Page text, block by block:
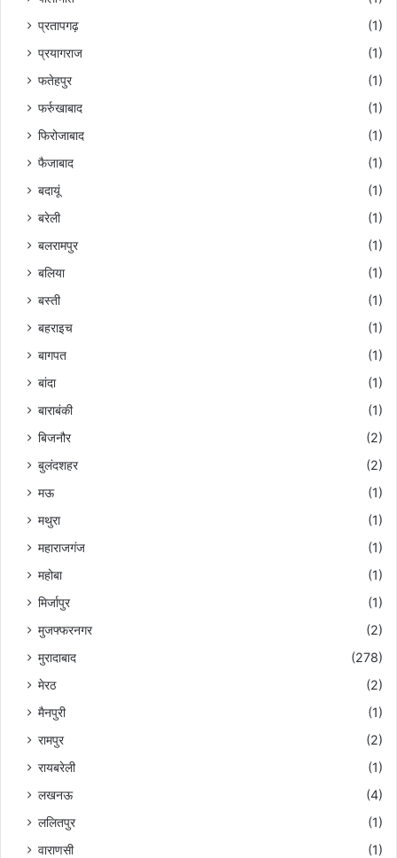
प्रतापगढ़
(1)
प्रयागराज
(1)
फतेहपुर
(1)
फर्रुखाबाद
(1)
फिरोजाबाद
(1)
फैजाबाद
(1)
बदायूं
(1)
बरेली
(1)
बलरामपुर
(1)
बलिया
(1)
बस्ती
(1)
बहराइच
(1)
बागपत
(1)
बांदा
(1)
बाराबंकी
(1)
बिजनौर
(2)
बुलंदशहर
(2)
मऊ
(1)
मथुरा
(1)
महाराजगंज
(1)
महोबा
(1)
मिर्जापुर
(1)
मुजफ्फरनगर
(2)
मुरादाबाद
(278)
मेरठ
(2)
मैनपुरी
(1)
रामपुर
(2)
रायबरेली
(1)
लखनऊ
(4)
ललितपुर
(1)
वाराणसी
(1)